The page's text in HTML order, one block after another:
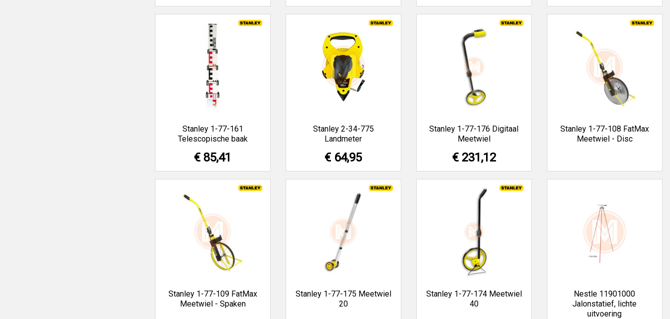
Stanley 1-77-161
Telescopische baak
€ 85,41
Stanley 2-34-775
Landmeter
€ 64,95
Stanley 1-77-176 Digitaal
Meetwiel
€ 231,12
Stanley 1-77-108 FatMax
Meetwiel - Disc
Stanley 1-77-109 FatMax
Meetwiel - Spaken
Stanley 1-77-175 Meetwiel
20
Stanley 1-77-174 Meetwiel
40
Nestle 11901000
Jalonstatief, lichte
uitvoering